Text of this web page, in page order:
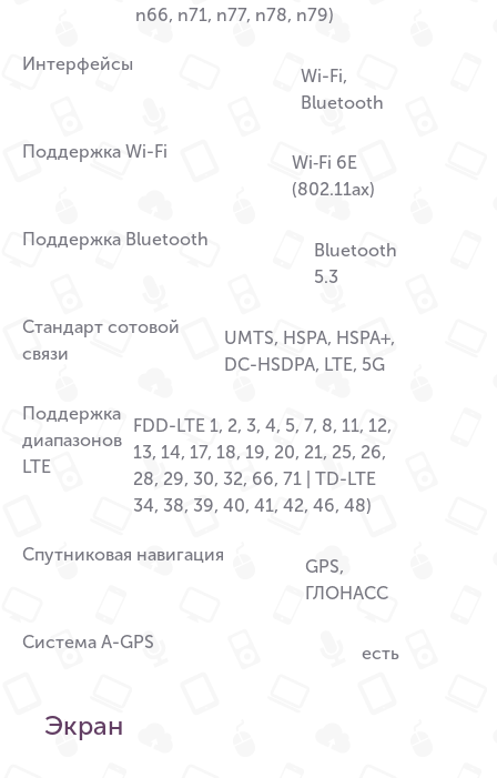
n66, n71, n77, n78, n79)
Интерфейсы
Wi-Fi,
Bluetooth
Поддержка Wi-Fi
Wi‑Fi 6E
(802.11ax)
Поддержка Bluetooth
Bluetooth
5.3
Стандарт сотовой
связи
UMTS, HSPA, HSPA+,
DC-HSDPA, LTE, 5G
Поддержка
диапазонов
LTE
FDD-LTE 1, 2, 3, 4, 5, 7, 8, 11, 12,
13, 14, 17, 18, 19, 20, 21, 25, 26,
28, 29, 30, 32, 66, 71 | TD-LTE
34, 38, 39, 40, 41, 42, 46, 48)
Спутниковая навигация
GPS,
ГЛОНАСС
Система A-GPS
есть
Экран